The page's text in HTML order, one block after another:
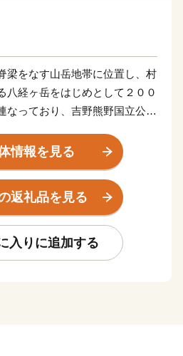
をなす山岳地帯に位置し、村
八経ヶ岳をはじめとして２００
なっており、吉野熊野国立公園
の数々の滝や渓谷により、神秘
っています。
峯の地は、修験者達の祈りの
16年に修行の道である「大峯奥
情報を見る
返礼品を見る
入りに追加する